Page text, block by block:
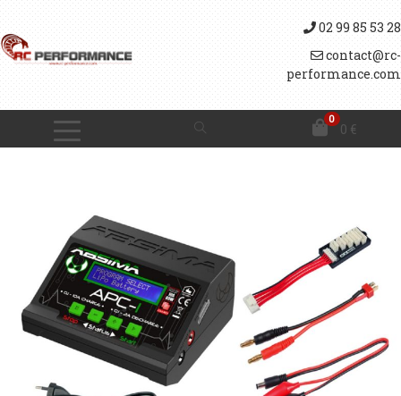
02 99 85 53 28
contact@rc-
performance.com
0
0 €